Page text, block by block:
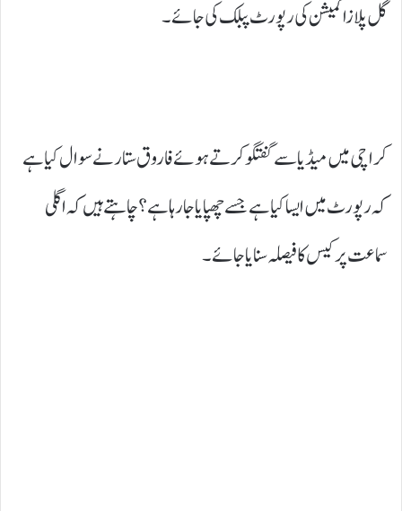
گل پلازا کمیشن کی رپورٹ پبلک کی جائے۔
کراچی میں میڈیا سے گفتگو کرتے ہوئے فاروق ستار نے سوال کیا ہے
کہ رپورٹ میں ایسا کیا ہے جسے چھپایا جا رہا ہے؟ چاہتے ہیں کہ اگلی
سماعت پر کیس کا فیصلہ سنایا جائے۔